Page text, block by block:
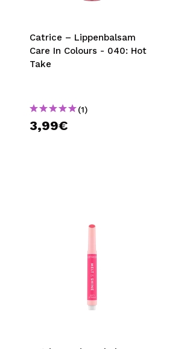
Catrice – Lippenbalsam
Care In Colours - 040: Hot
Take
(1)
3,99€